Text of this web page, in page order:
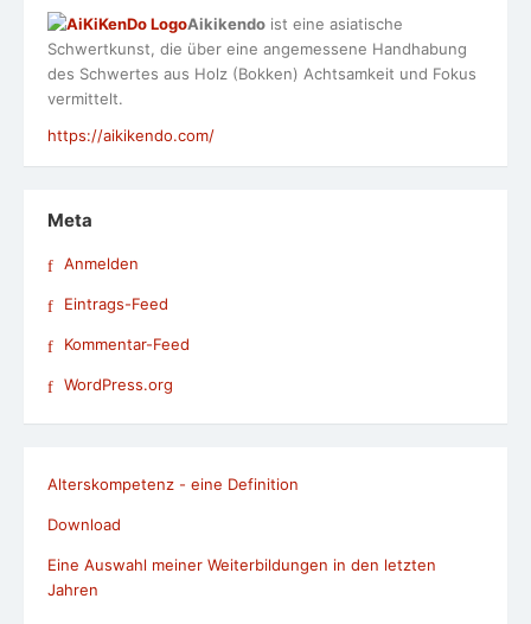
Aikikendo ist eine asiatische
Schwertkunst, die über eine angemessene Handhabung
des Schwertes aus Holz (Bokken) Achtsamkeit und Fokus
vermittelt.
https://aikikendo.com/
Meta
Anmelden
Eintrags-Feed
Kommentar-Feed
WordPress.org
Alterskompetenz - eine Definition
Download
Eine Auswahl meiner Weiterbildungen in den letzten
Jahren